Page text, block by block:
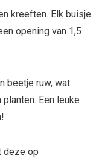
kreeften. Elk buisje
opening van 1,5
beetje ruw, wat
Een leuke
deze op